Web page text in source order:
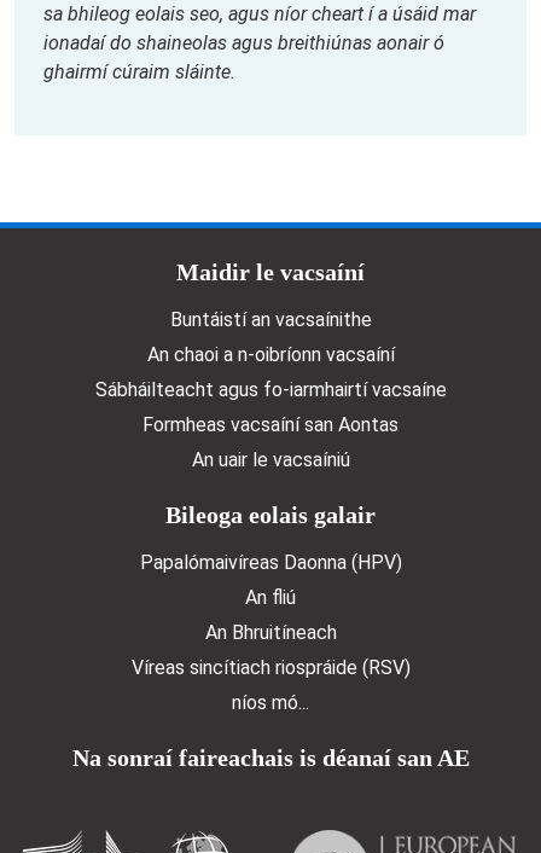
sa bhileog eolais seo, agus níor cheart í a úsáid mar
ionadaí do shaineolas agus breithiúnas aonair ó
ghairmí cúraim sláinte.
Doormat menuMaidir le vacsaíní
Buntáistí an vacsaínithe
An chaoi a n‑oibríonn vacsaíní
Sábháilteacht agus fo-iarmhairtí vacsaíne
Formheas vacsaíní san Aontas
An uair le vacsaíniú
Bileoga eolais galair
Papalómaivíreas Daonna (HPV)
An fliú
An Bhruitíneach
Víreas sincítiach riospráide (RSV)
níos mó...
Na sonraí faireachais is déanaí san AE